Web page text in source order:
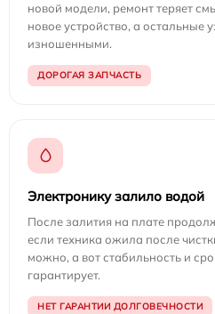
новой модели, ремонт теряет
новое устройство, а остальные
изношенными.
ДОРОГАЯ ЗАПЧАСТЬ
Электронику залило водой
После залития на плате
если техника ожила после
можно, а вот стабильность и
гарантирует.
НЕТ ГАРАНТИИ ДОЛГОВЕЧНОСТИ